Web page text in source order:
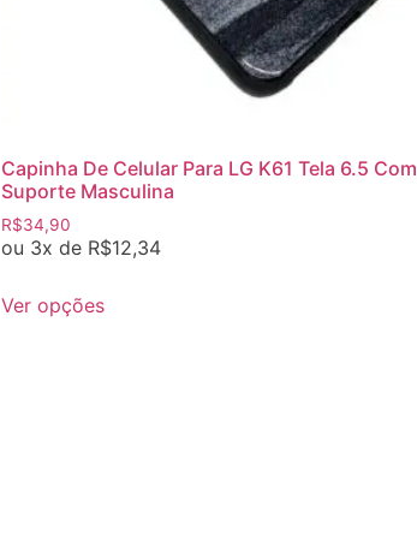
Capinha De Celular Para LG K61 Tela 6.5 Com
Suporte Masculina
R$34,90
ou 3x de R$12,34
Ver opções